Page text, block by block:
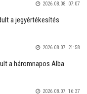
2026.08.08. 07:07
a jegyértékesítés
2026.08.07. 21:58
a háromnapos Alba
2026.08.07. 16:37